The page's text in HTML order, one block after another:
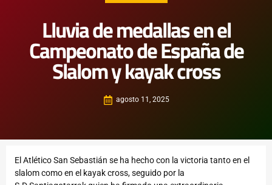
Lluvia de medallas en el
Campeonato de España de
Slalom y kayak cross
agosto 11, 2025
El Atlético San Sebastián se ha hecho con la victoria tanto en el
slalom como en el kayak cross, seguido por la